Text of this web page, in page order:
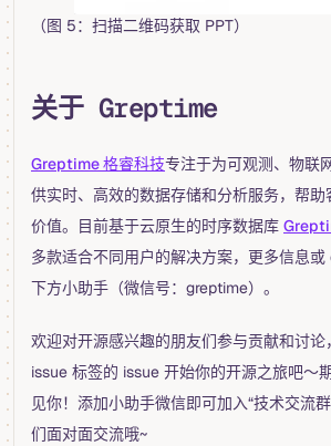
（图 5：扫描二维码获取 PPT）
关于 Greptime
Greptime 格睿科技专注于为可观测、物联
供实时、高效的数据存储和分析服务，帮
价值。目前基于云原生的时序数据库
多款适合不同用户的解决方案，更多信息
下方小助手（微信号：greptime）。
欢迎对开源感兴趣的朋友们参与贡献和讨
issue 标签的 issue 开始你的开源之旅吧～
见你！添加小助手微信即可加入“技术交流
们面对面交流哦~